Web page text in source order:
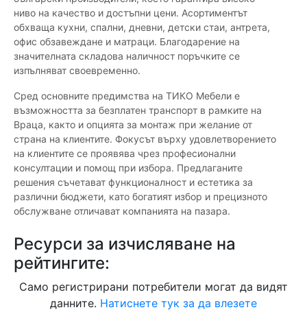
ниво на качество и достъпни цени. Асортиментът
обхваща кухни, спални, дневни, детски стаи, антрета,
офис обзавеждане и матраци. Благодарение на
значителната складова наличност поръчките се
изпълняват своевременно.
Сред основните предимства на ТИКО Мебели е
възможността за безплатен транспорт в рамките на
Враца, както и опцията за монтаж при желание от
страна на клиентите. Фокусът върху удовлетворението
на клиентите се проявява чрез професионални
консултации и помощ при избора. Предлаганите
решения съчетават функционалност и естетика за
различни бюджети, като богатият избор и прецизното
обслужване отличават компанията на пазара.
Ресурси за изчисляване на
рейтингите:
Само регистрирани потребители могат да видят
данните. Натиснете тук за да влезете